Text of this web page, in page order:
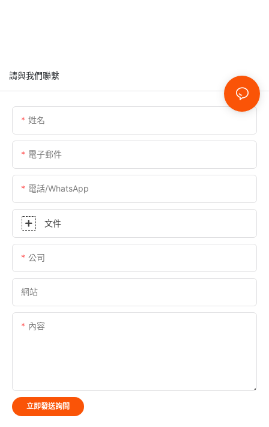
請與我們聯繫
姓名
電子郵件
電話/WhatsApp
文件
公司
網站
內容
立即發送詢問